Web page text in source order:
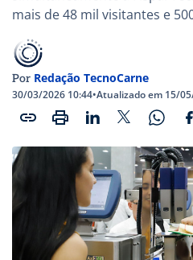
mais de 48 mil visitantes e
Por Redação TecnoCarne
30/03/2026 10:44•Atualizado em 15/